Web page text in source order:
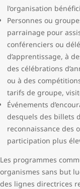
l’organisation
Personnes ou
parrainage pour
conférenciers ou
d’apprentissage, à
des célébrations
ou à des
tarifs de groupe,
Événements
desquels des billets
reconnaissance des
participation plus
Les programmes
organismes sans but
des lignes directrices